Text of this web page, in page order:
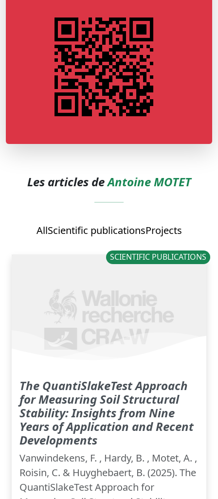
Les articles deAntoine MOTET
AllScientific publicationsProjects
SCIENTIFIC PUBLICATIONS
The QuantiSlakeTest Approach
for Measuring Soil Structural
Stability: Insights from Nine
Years of Application and Recent
Developments
Vanwindekens, F. , Hardy, B. , Motet, A. ,
Roisin, C. & Huyghebaert, B. (2025). The
QuantiSlakeTest Approach for